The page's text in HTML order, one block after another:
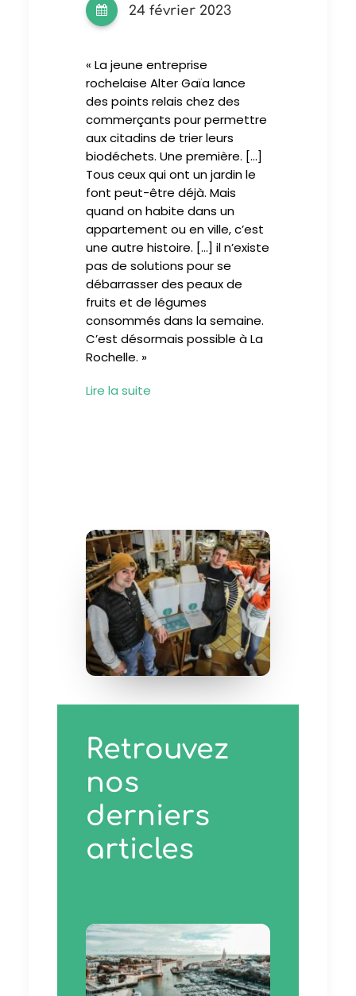
24 février 2023
« La jeune entreprise
rochelaise Alter Gaïa lance
des points relais chez des
commerçants pour permettre
aux citadins de trier leurs
biodéchets. Une première. […]
Tous ceux qui ont un jardin le
font peut-être déjà. Mais
quand on habite dans un
appartement ou en ville, c’est
une autre histoire. […] il n’existe
pas de solutions pour se
débarrasser des peaux de
fruits et de légumes
consommés dans la semaine.
C’est désormais possible à La
Rochelle. »
Lire la suite
Retrouvez
nos
derniers
articles